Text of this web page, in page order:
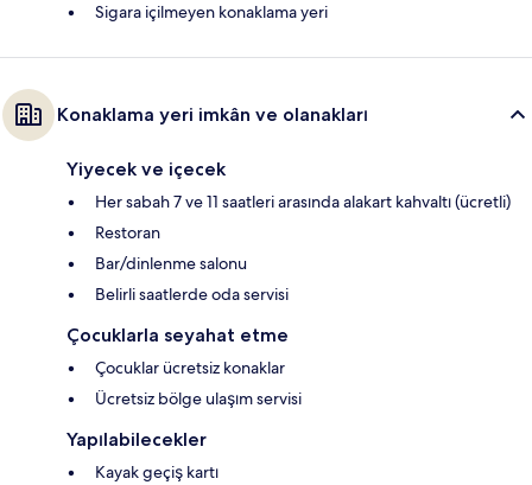
Sigara içilmeyen konaklama yeri
Konaklama yeri imkân ve olanakları
Yiyecek ve içecek
Her sabah 7 ve 11 saatleri arasında alakart kahvaltı (ücretli)
Restoran
Bar/dinlenme salonu
Belirli saatlerde oda servisi
Çocuklarla seyahat etme
Çocuklar ücretsiz konaklar
Ücretsiz bölge ulaşım servisi
Yapılabilecekler
Kayak geçiş kartı